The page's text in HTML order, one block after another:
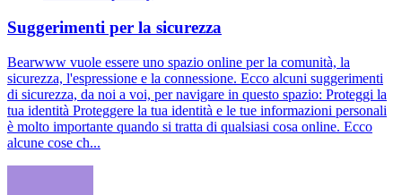
Suggerimenti per la sicurezza
Bearwww vuole essere uno spazio online per la comunità, la
sicurezza, l'espressione e la connessione. Ecco alcuni suggerimenti
di sicurezza, da noi a voi, per navigare in questo spazio: Proteggi la
tua identità Proteggere la tua identità e le tue informazioni personali
è molto importante quando si tratta di qualsiasi cosa online. Ecco
alcune cose ch...